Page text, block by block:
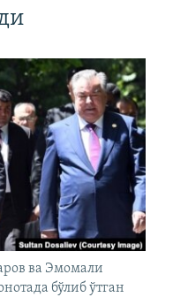
ва Эмомали
бўлиб ўтган